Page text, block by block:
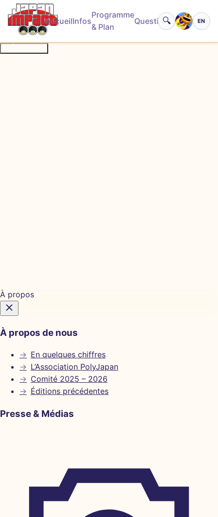
AccueilInfos
Programme
& Plan
Questions
🔍 EN
À propos
À propos de nous
→ En quelques chiffres
→ L’Association PolyJapan
→ Comité 2025 – 2026
→ Éditions précédentes
Presse & Médias